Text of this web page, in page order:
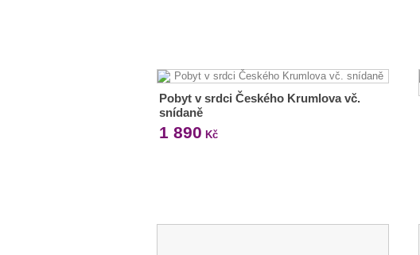
Pobyt v srdci Českého Krumlova vč.
snídaně
1 890 Kč